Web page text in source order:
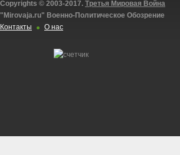
Copyrights © 2003-2017. Третья Мировая Война
"Mirovaja.ru" Военно-Политическое Обозрение
Контакты
О нас